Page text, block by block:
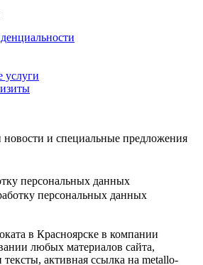
услуги
и специальные предложения
персональных данных
персональных данных
в Красноярске в компании
любых материалов сайта,
активная ссылка на metallo-